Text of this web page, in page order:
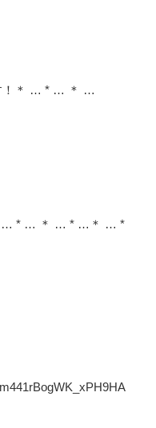
！＊ … * … ＊ …
… * … ＊ … * …＊ … *